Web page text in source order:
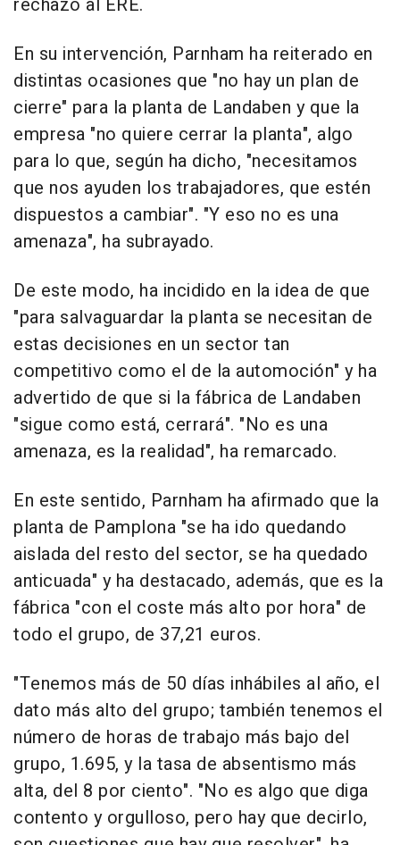
En su intervención, Parnham ha reiterado en
distintas ocasiones que "no hay un plan de
cierre" para la planta de Landaben y que la
empresa "no quiere cerrar la planta", algo
para lo que, según ha dicho, "necesitamos
que nos ayuden los trabajadores, que estén
dispuestos a cambiar". "Y eso no es una
amenaza", ha subrayado.
De este modo, ha incidido en la idea de que
"para salvaguardar la planta se necesitan de
estas decisiones en un sector tan
competitivo como el de la automoción" y ha
advertido de que si la fábrica de Landaben
"sigue como está, cerrará". "No es una
amenaza, es la realidad", ha remarcado.
En este sentido, Parnham ha afirmado que la
planta de Pamplona "se ha ido quedando
aislada del resto del sector, se ha quedado
anticuada" y ha destacado, además, que es la
fábrica "con el coste más alto por hora" de
todo el grupo, de 37,21 euros.
"Tenemos más de 50 días inhábiles al año, el
dato más alto del grupo; también tenemos el
número de horas de trabajo más bajo del
grupo, 1.695, y la tasa de absentismo más
alta, del 8 por ciento". "No es algo que diga
contento y orgulloso, pero hay que decirlo,